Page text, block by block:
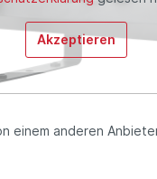
Akzeptieren
einem anderen